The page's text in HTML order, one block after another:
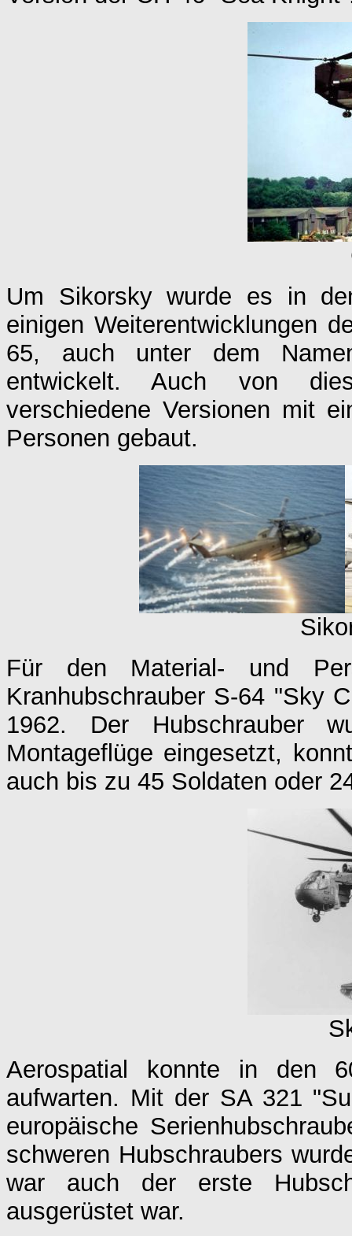
Um Sikorsky wurde es in
einigen Weiterentwicklungen
65, auch unter dem
entwickelt. Auch von
verschiedene Versionen mit
Personen gebaut.
Für den Material- und
Kranhubschrauber S-64 "Sky
1962. Der Hubschrauber
Montageflüge eingesetzt,
auch bis zu 45 Soldaten oder
Aerospatial konnte in den
aufwarten. Mit der SA 321
europäische
schweren Hubschraubers
war auch der erste
ausgerüstet war.